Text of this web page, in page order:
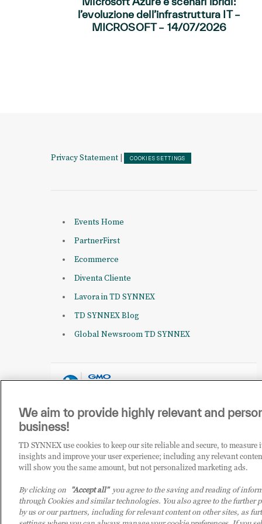
l’evoluzione dell’infrastruttura IT –
MICROSOFT – 14/07/2026
Privacy Statement COOKIES SETTINGS
Events Home
PartnerFirst
Ecommerce
Diventa Cliente
Lavora in TD SYNNEX
TD SYNNEX Blog
Global Newsroom TD SYNNEX
07092780159 - P.IVA: 07092780159 - Eur 12.569.000,00 i.v
altri Paesi. Società a socio unico soggetta all’attività di
We aim to provide highly relevant and
business!
TD SYNNEX use cookies to keep our site reliable and secure, to
insights and improve your user experience; including any relevant
will show you the same amount, but not personalized marketing ads.
By clicking on "Accept all"you agree to the saving and reading of
through Cookies and similar technologies. You also agree to the further
by us or our partners, including for relevant content on other sites, as